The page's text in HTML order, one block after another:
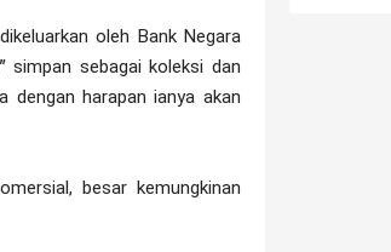
oleh Bank Negara
simpan sebagai koleksi dan
dengan harapan ianya akan
besar kemungkinan